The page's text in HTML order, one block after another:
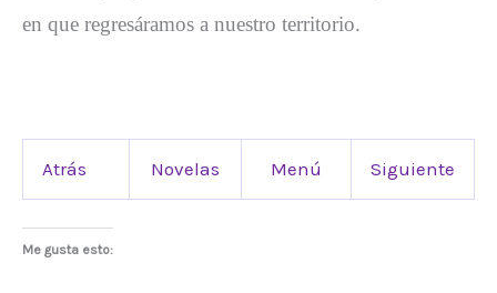
en que regresáramos a nuestro territorio.
Atrás Novelas Menú Siguiente
Me gusta esto: